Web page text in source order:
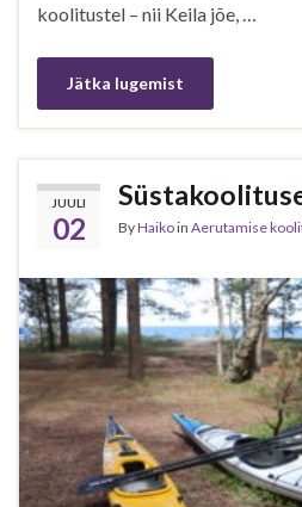
koolitustel – nii Keila jõe, …
Jätka lugemist
JUULI
02 ByHaikoin Aerutamise